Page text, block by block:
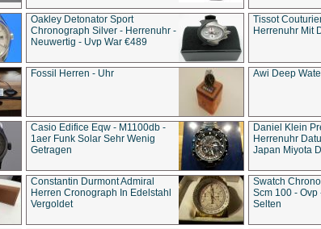
Oakley Detonator Sport
Chronograph Silver - Herrenuhr -
Neuwertig - Uvp War €489
Tissot
Herrenuhr Mit
Fossil Herren - Uhr Awi Deep
Casio Edifice Eqw - M1100db -
1aer Funk Solar Sehr Wenig
Getragen
Daniel Klein
Herrenuhr
Japan Miyota
Constantin Durmont Admiral
Herren Cronograph In Edelstahl
Vergoldet
Swatch
Scm 100 - Ovp
Selten